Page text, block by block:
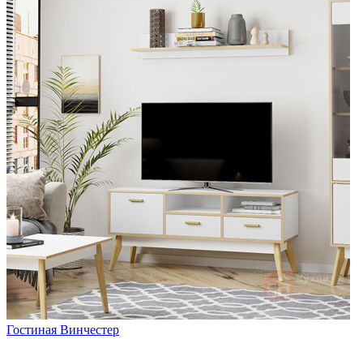
Гостиная Винчестер